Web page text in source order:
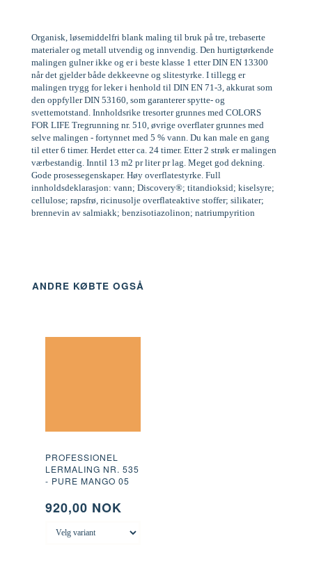
Organisk, løsemiddelfri blank maling til bruk på tre, trebaserte
materialer og metall utvendig og innvendig. Den hurtigtørkende
malingen gulner ikke og er i beste klasse 1 etter DIN EN 13300
når det gjelder både dekkeevne og slitestyrke. I tillegg er
malingen trygg for leker i henhold til DIN EN 71-3, akkurat som
den oppfyller DIN 53160, som garanterer spytte- og
svettemotstand. Innholdsrike tresorter grunnes med COLORS
FOR LIFE Tregrunning nr. 510, øvrige overflater grunnes med
selve malingen - fortynnet med 5 % vann. Du kan male en gang
til etter 6 timer. Herdet etter ca. 24 timer. Etter 2 strøk er malingen
værbestandig. Inntil 13 m2 pr liter pr lag. Meget god dekning.
Gode prosessegenskaper. Høy overflatestyrke. Full
innholdsdeklarasjon: vann; Discovery®; titandioksid; kiselsyre;
cellulose; rapsfrø, ricinusolje overflateaktive stoffer; silikater;
brennevin av salmiakk; benzisotiazolinon; natriumpyrition
ANDRE KØBTE OGSÅ
PROFESSIONEL
LERMALING NR. 535
- PURE MANGO 05
920,00 NOK